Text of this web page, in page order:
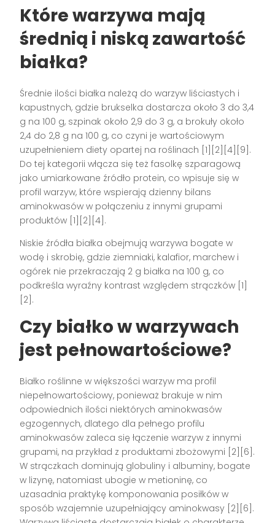
Które warzywa mają
średnią i niską zawartość
białka?
Średnie ilości białka należą do warzyw liściastych i
kapustnych, gdzie brukselka dostarcza około 3 do 3,4
g na 100 g, szpinak około 2,9 do 3 g, a brokuły około
2,4 do 2,8 g na 100 g, co czyni je wartościowym
uzupełnieniem diety opartej na roślinach [1][2][4][9].
Do tej kategorii włącza się też fasolkę szparagową
jako umiarkowane źródło protein, co wpisuje się w
profil warzyw, które wspierają dzienny bilans
aminokwasów w połączeniu z innymi grupami
produktów [1][2][4].
Niskie źródła białka obejmują warzywa bogate w
wodę i skrobię, gdzie ziemniaki, kalafior, marchew i
ogórek nie przekraczają 2 g białka na 100 g, co
podkreśla wyraźny kontrast względem strączków [1]
[2].
Czy białko w warzywach
jest pełnowartościowe?
Białko roślinne w większości warzyw ma profil
niepełnowartościowy, ponieważ brakuje w nim
odpowiednich ilości niektórych aminokwasów
egzogennych, dlatego dla pełnego profilu
aminokwasów zaleca się łączenie warzyw z innymi
grupami, na przykład z produktami zbożowymi [2][6].
W strączkach dominują globuliny i albuminy, bogate
w lizynę, natomiast ubogie w metioninę, co
uzasadnia praktykę komponowania posiłków w
sposób wzajemnie uzupełniający aminokwasy [2][6].